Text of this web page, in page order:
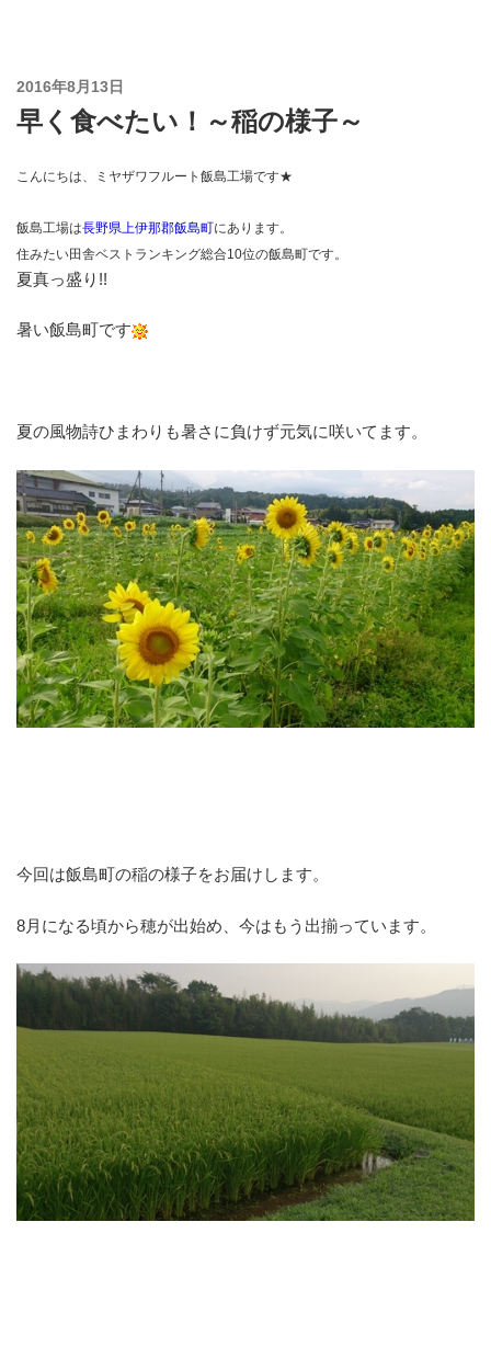
投
稿
日:
2016年8月13日
早く食べたい！～稲の様子～
こんにちは、ミヤザワフルート飯島工場です★
飯島工場は長野県上伊那郡飯島町にあります。
住みたい田舎ベストランキング総合10位の飯島町です。
夏真っ盛り!!
暑い飯島町です
夏の風物詩ひまわりも暑さに負けず元気に咲いてます。
今回は飯島町の稲の様子をお届けします。
8月になる頃から穂が出始め、今はもう出揃っています。